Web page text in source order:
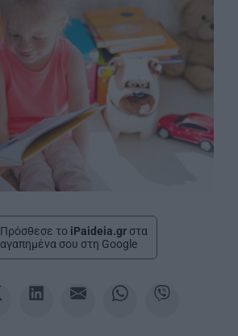
Πρόσθεσε το iPaideia.gr στα
αγαπημένα σου στη Google